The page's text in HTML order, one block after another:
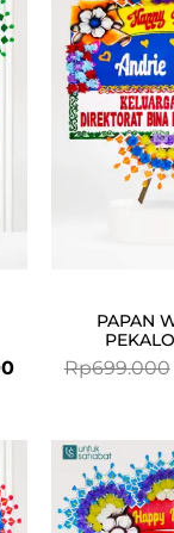
Rp849.000.
PAPAN
Rp699.000
Current
is: